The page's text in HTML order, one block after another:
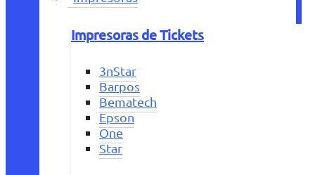
Impresoras de Tickets
3nStar
Barpos
Bematech
Epson
One
Star